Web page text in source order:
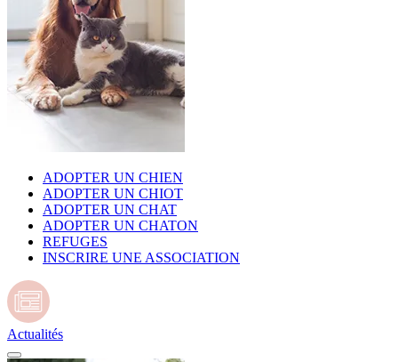
ADOPTER UN CHIEN
ADOPTER UN CHIOT
ADOPTER UN CHAT
ADOPTER UN CHATON
REFUGES
INSCRIRE UNE ASSOCIATION
Actualités